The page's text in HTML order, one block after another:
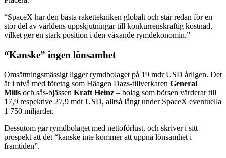
“SpaceX har den bästa rakettekniken globalt och står redan för en
stor del av världens uppskjutningar till konkurrenskraftig kostnad,
vilket ger en stark position i den växande rymdekonomin.”
“Kanske” ingen lönsamhet
Omsättningsmässigt ligger rymdbolaget på 19 mdr USD årligen. Det
är i nivå med företag som Häagen Dazs-tillverkaren General
Mills och sås-bjässen Kraft Heinz – bolag som börsen värderar till
17,9 respektive 27,9 mdr USD, alltså långt under SpaceX eventuella
1 750 miljarder.
Dessutom går rymdbolaget med nettoförlust, och skriver i sitt
prospekt att det “kanske inte kommer att uppnå lönsamhet i
framtiden”.